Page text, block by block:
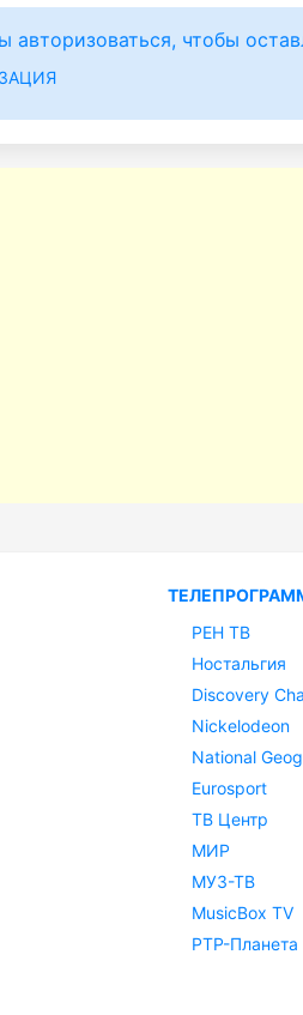
авторизоваться, чтобы
РЕН ТВ
Ностальгия
Discovery
Nickelodeon
National
Eurosport
ТВ Центр
МИР
МУЗ-ТВ
MusicBox TV
РТР-Планета